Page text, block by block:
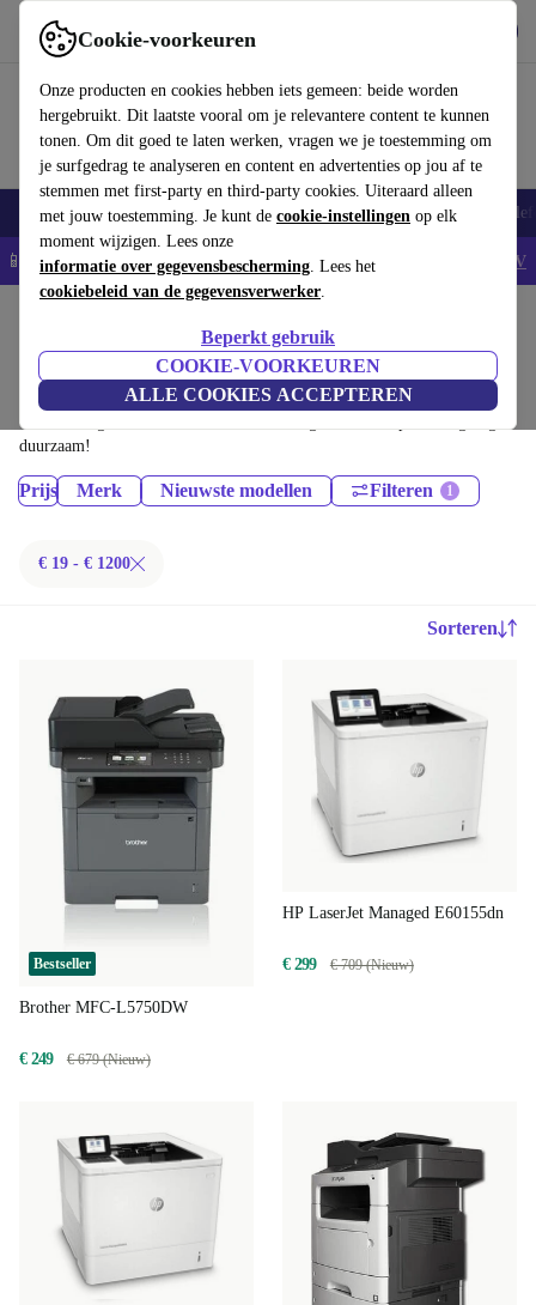
Cookie-voorkeuren
Onze producten en cookies hebben iets gemeen: beide worden
hergebruikt. Dit laatste vooral om je relevantere content te kunnen
tonen. Om dit goed te laten werken, vragen we je toestemming om
je surfgedrag te analyseren en content en advertenties op jou af te
stemmen met first-party en third-party cookies. Uiteraard alleen
met jouw toestemming. Je kunt de cookie-instellingen op elk
moment wijzigen. Lees onze
informatie over gegevensbescherming. Lees het
cookiebeleid van de gegevensverwerker.
Beperkt gebruik
COOKIE-VOORKEUREN
ALLE COOKIES ACCEPTEREN
Gebruik refurbed snel en eenvoudig
Smartphones Laptops Tablets Smartwatches Accessoires
📱5% EXTRA korting op alle iPhones – Code: IPHONEDEAL - AV
Printers & Scanners:
Gecertificeerd refurbished Printers & Scanners onder 1200€ – bespaar tot
40%. 30 dagen retourrecht & 12 maanden garantie. Shop vandaag nog
duurzaam!
Prijs Merk Nieuwste modellen Filteren
€ 19 - € 1200
Sorteren
Bestseller
Brother MFC-L5750DW
€ 249 € 679 (Nieuw)
HP LaserJet Managed E60155dn
€ 299 € 709 (Nieuw)